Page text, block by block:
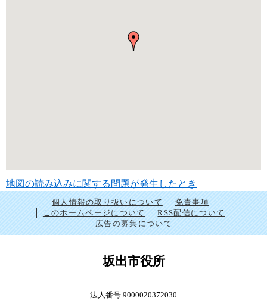
地図の読み込みに関する問題が発生したとき
個人情報の取り扱いについて
免責事項
このホームページについて
RSS配信について
広告の募集について
坂出市役所
法人番号 9000020372030